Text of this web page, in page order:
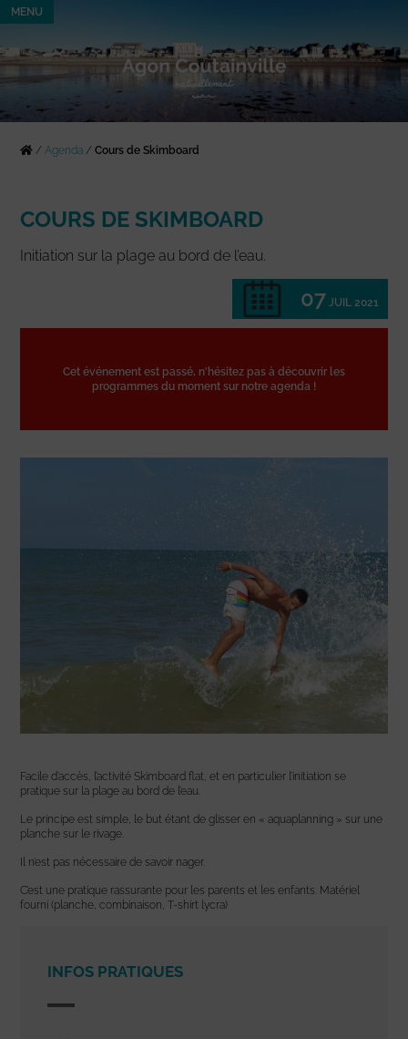
MENU
/Agenda /Cours de Skimboard
COURS DE SKIMBOARD
Initiation sur la plage au bord de l’eau.
07 JUIL 2021
Cet événement est passé, n'hésitez pas à découvrir les
programmes du moment sur notre agenda !
Facile d’accès, l’activité Skimboard flat, et en particulier l’initiation se
pratique sur la plage au bord de l’eau.
Le principe est simple, le but étant de glisser en « aquaplanning » sur une
planche sur le rivage.
Il n’est pas nécessaire de savoir nager.
C’est une pratique rassurante pour les parents et les enfants. Matériel
fourni (planche, combinaison, T-shirt lycra)
INFOS PRATIQUES